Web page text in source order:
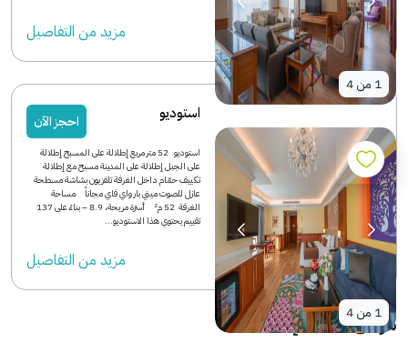
1 من4
مزید من التفاصیل
1 من4
استوديو احجز الآن
استوديو 52 متر مربع إطلالة على المسبح إطلالة
على الجبل إطلالة على المدينة مسبح مع إطلالة
تكييف حمّام داخل الغرفة تلفزيون بشاشة مسطحة
عازل للصوت ميني بار واي فاي مجاناً مساحة
الغرفة 52 م² أسرّة مريحة، 8.9 – بناءً على 137
تقييم يحتوي هذا الاستوديو...
مزید من التفاصیل
مرافق مكان الإقامة